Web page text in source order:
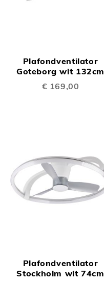
Plafondventilator
Goteborg wit 132cm
€ 169,00
Plafondventilator
Stockholm wit 74cm